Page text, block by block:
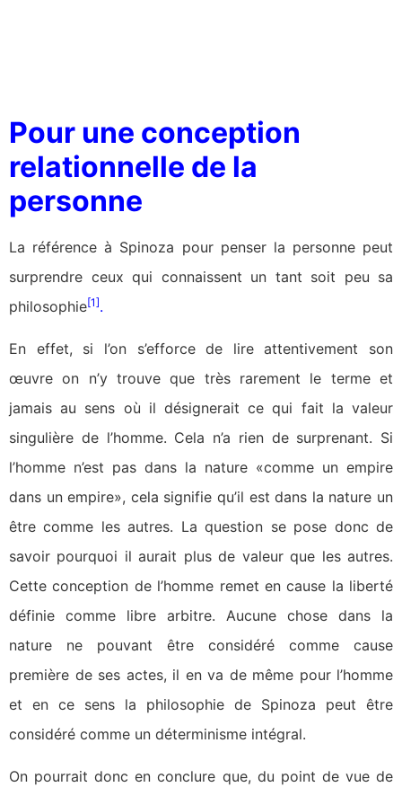
Pour une conception
relationnelle de la
personne
La référence à Spinoza pour penser la personne peut
surprendre ceux qui connaissent un tant soit peu sa
philosophie[1].
En effet, si l’on s’efforce de lire attentivement son
œuvre on n’y trouve que très rarement le terme et
jamais au sens où il désignerait ce qui fait la valeur
singulière de l’homme. Cela n’a rien de surprenant. Si
l’homme n’est pas dans la nature «comme un empire
dans un empire», cela signifie qu’il est dans la nature un
être comme les autres. La question se pose donc de
savoir pourquoi il aurait plus de valeur que les autres.
Cette conception de l’homme remet en cause la liberté
définie comme libre arbitre. Aucune chose dans la
nature ne pouvant être considéré comme cause
première de ses actes, il en va de même pour l’homme
et en ce sens la philosophie de Spinoza peut être
considéré comme un déterminisme intégral.
On pourrait donc en conclure que, du point de vue de